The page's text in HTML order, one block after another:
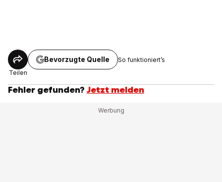
Teilen
Bevorzugte Quelle So funktioniert’s
Fehler gefunden? Jetzt melden